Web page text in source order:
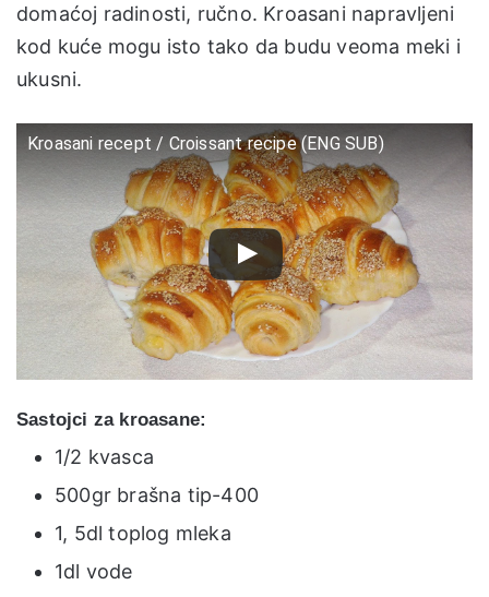
domaćoj radinosti, ručno. Kroasani napravljeni
kod kuće mogu isto tako da budu veoma meki i
ukusni.
Kroasani recept / Croissant recipe (ENG SUB)
Sastojci za kroasane:
1/2 kvasca
500gr brašna tip-400
1, 5dl toplog mleka
1dl vode